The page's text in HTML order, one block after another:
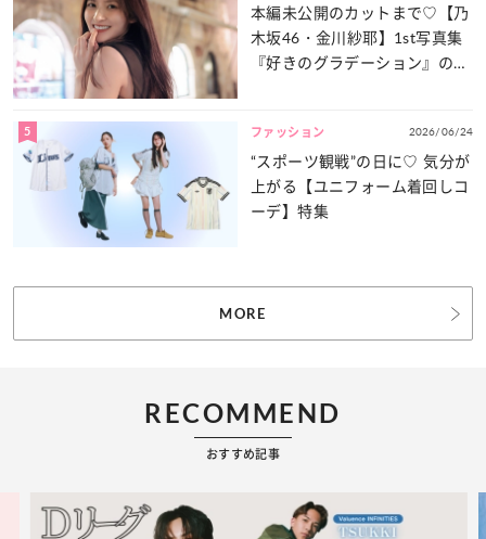
本編未公開のカットまで♡【乃
木坂46・金川紗耶】1st写真集
『好きのグラデーション』の魅
5 ファッション 2026/06/24
“スポーツ観戦”の日に♡ 気分が
上がる【ユニフォーム着回しコ
ーデ】特集
MORE
RECOMMEND
おすすめ記事